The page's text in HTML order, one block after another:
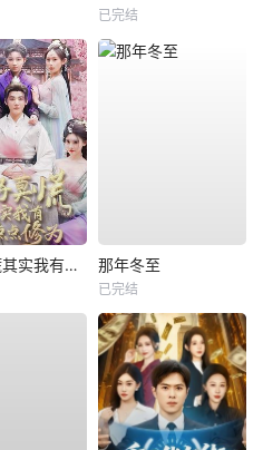
已完结
娘子莫慌其实我有亿点点修为 那年冬至
已完结